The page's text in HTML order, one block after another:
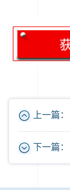
上一篇：
下一篇：